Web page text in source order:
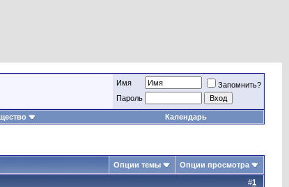
Имя
Запомнить?
Пароль
Календарь
Опции темы Опции просмотра
#1